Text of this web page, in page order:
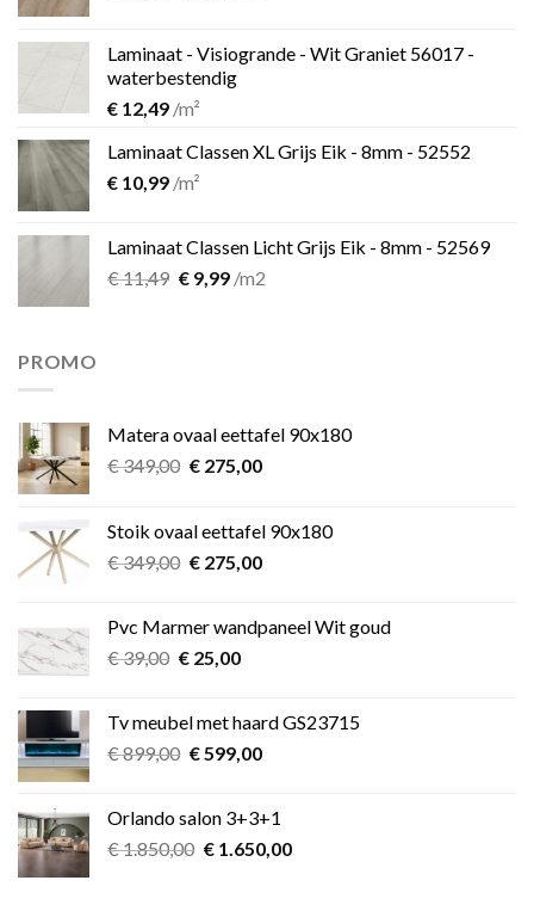
€ 11,49.€ 9,99.
Laminaat - Visiogrande - Wit Graniet 56017 -
waterbestendig
€ 12,49 /m²
Laminaat Classen XL Grijs Eik - 8mm - 52552
€ 10,99 /m²
Laminaat Classen Licht Grijs Eik - 8mm - 52569
€11,49 Oorspronkelijke
€9,99Huidige
/m2
PROMO
Matera ovaal eettafel 90x180
€349,00 Oorspronkelijke
€ 349,00.
€275,00Huidige
€ 275,00.
Stoik ovaal eettafel 90x180
€349,00 Oorspronkelijke
€ 349,00.
€275,00Huidige
€ 275,00.
Pvc Marmer wandpaneel Wit goud
€39,00 Oorspronkelijke
€ 39,00.
€25,00Huidige
€ 25,00.
Tv meubel met haard GS23715
€899,00 Oorspronkelijke
€ 899,00.
€599,00Huidige
€ 599,00.
Orlando salon 3+3+1
€1.850,00 Oorspronkelijke
€1.650,00Huidige